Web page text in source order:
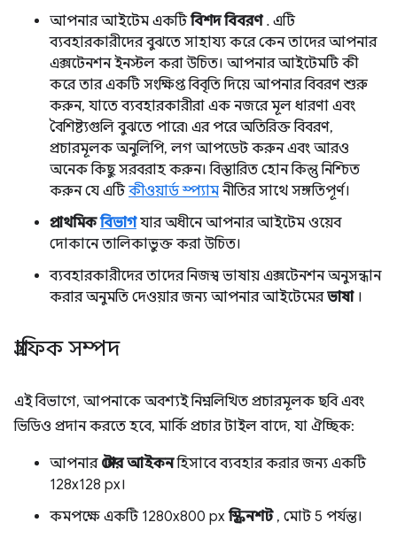
আপনার আইটেম একটিবিশদ বিবরণ. এটি
ব্যবহারকারীদের বুঝতে সাহায্য করে কেন তাদের আপনার
এক্সটেনশন ইনস্টল করা উচিত। আপনার আইটেমটি কী
করে তার একটি সংক্ষিপ্ত বিবৃতি দিয়ে আপনার বিবরণ শুরু
করুন, যাতে ব্যবহারকারীরা এক নজরে মূল ধারণা এবং
বৈশিষ্ট্যগুলি বুঝতে পারে৷ এর পরে অতিরিক্ত বিবরণ,
প্রচারমূলক অনুলিপি, লগ আপডেট করুন এবং আরও
অনেক কিছু সরবরাহ করুন। বিস্তারিত হোন কিন্তু নিশ্চিত
করুন যে এটিকীওয়ার্ড স্প্যাম নীতির সাথে সঙ্গতিপূর্ণ।
প্রাথমিকবিভাগযার অধীনে আপনার আইটেম ওয়েব
দোকানে তালিকাভুক্ত করা উচিত।
ব্যবহারকারীদের তাদের নিজস্ব ভাষায় এক্সটেনশন অনুসন্ধান
করার অনুমতি দেওয়ার জন্য আপনার আইটেমেরভাষা।
গ্রাফিক সম্পদ
এই বিভাগে, আপনাকে অবশ্যই নিম্নলিখিত প্রচারমূলক ছবি এবং
ভিডিও প্রদান করতে হবে, মার্কি প্রচার টাইল বাদে, যা ঐচ্ছিক:
আপনার স্টোর আইকনহিসাবে ব্যবহার করার জন্য একটি
128x128 px।
কমপক্ষে একটি 1280x800 pxস্ক্রিনশট, মোট 5 পর্যন্ত।